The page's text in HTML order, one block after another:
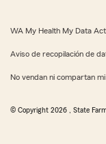
WA My Health My Data Act
Aviso de recopilación de
No vendan ni compartan
© Copyright 2026 , State